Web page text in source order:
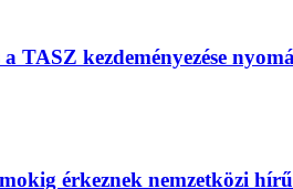
TASZ kezdeményezése
érkeznek nemzetközi